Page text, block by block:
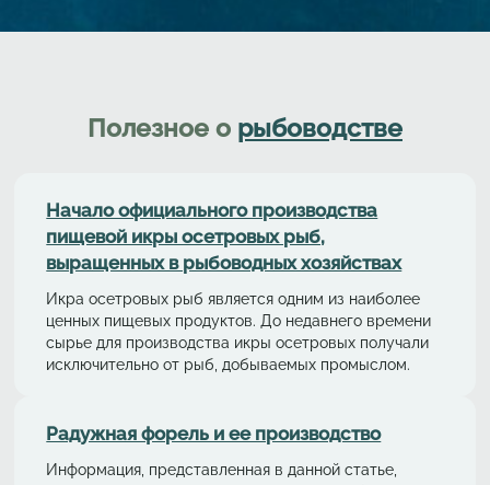
Полезное о рыбоводстве
Начало официального производства
пищевой икры осетровых рыб,
выращенных в рыбоводных хозяйствах
Икра осетровых рыб является одним из наиболее
ценных пищевых продуктов. До недавнего времени
сырье для производства икры осетровых получали
исключительно от рыб, добываемых промыслом.
Радужная форель и ее производство
Информация, представленная в данной статье,